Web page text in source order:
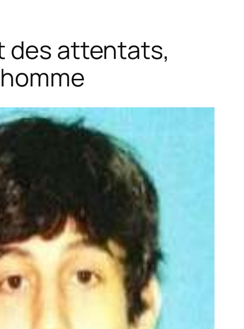
des attentats,